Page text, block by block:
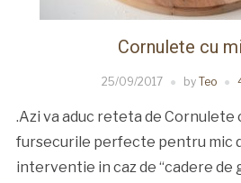
Cornulete cu
25/09/2017 by Teo
.Azi va aduc reteta de Cornulete
fursecurile perfecte pentru mic
interventie in caz de “cadere de